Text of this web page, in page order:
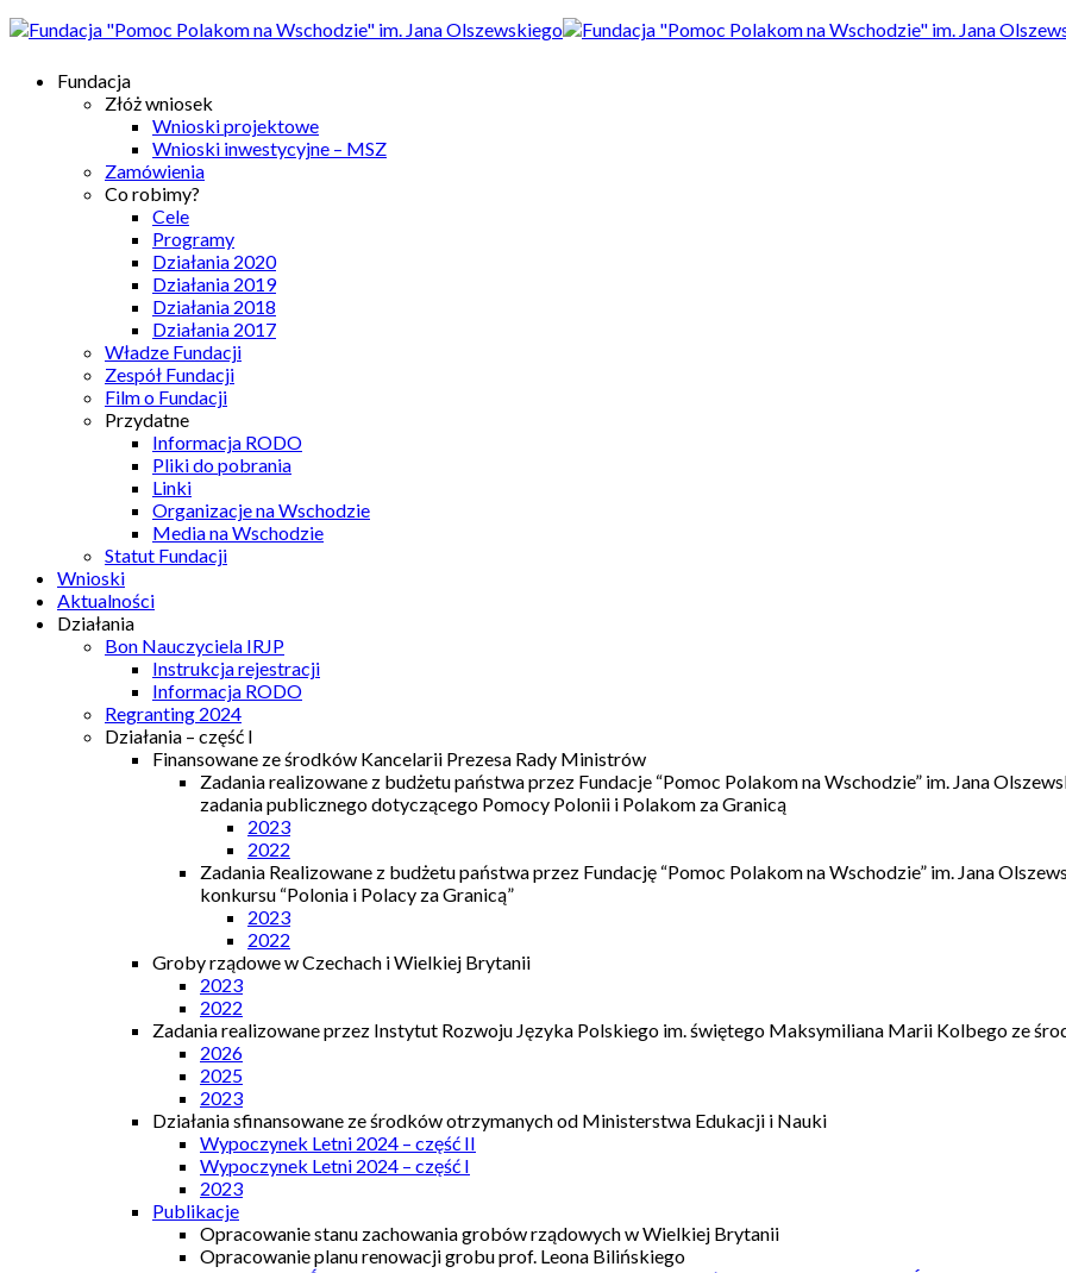
Fundacja
Złóż wniosek
Wnioski projektowe
Wnioski inwestycyjne – MSZ
Zamówienia
Co robimy?
Cele
Programy
Działania 2020
Działania 2019
Działania 2018
Działania 2017
Władze Fundacji
Zespół Fundacji
Film o Fundacji
Przydatne
Informacja RODO
Pliki do pobrania
Linki
Organizacje na Wschodzie
Media na Wschodzie
Statut Fundacji
Wnioski
Aktualności
Działania
Bon Nauczyciela IRJP
Instrukcja rejestracji
Informacja RODO
Regranting 2024
Działania – część I
Finansowane ze środków Kancelarii Prezesa Rady Ministrów
Zadania realizowane z budżetu państwa przez Fundacje “Pomoc Polakom na Wschodzie” im. Jana
zadania publicznego dotyczącego Pomocy Polonii i Polakom za Granicą
2023
2022
Zadania Realizowane z budżetu państwa przez Fundację “Pomoc Polakom na Wschodzie” im. Jana
konkursu “Polonia i Polacy za Granicą”
2023
2022
Groby rządowe w Czechach i Wielkiej Brytanii
2023
2022
Zadania realizowane przez Instytut Rozwoju Języka Polskiego im. świętego Maksymiliana Marii Kolbego ze
2026
2025
2023
Działania sfinansowane ze środków otrzymanych od Ministerstwa Edukacji i Nauki
Wypoczynek Letni 2024 – część II
Wypoczynek Letni 2024 – część I
2023
Publikacje
Opracowanie stanu zachowania grobów rządowych w Wielkiej Brytanii
Opracowanie planu renowacji grobu prof. Leona Bilińskiego